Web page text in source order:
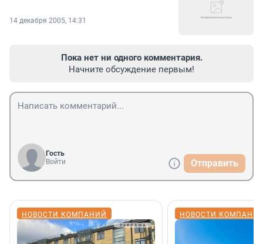
14 декабря 2005, 14:31
Пока нет ни одного комментария.
Начните обсуждение первым!
Гость
Войти
Отправить
НОВОСТИ КОМПАНИЙ НОВОСТИ